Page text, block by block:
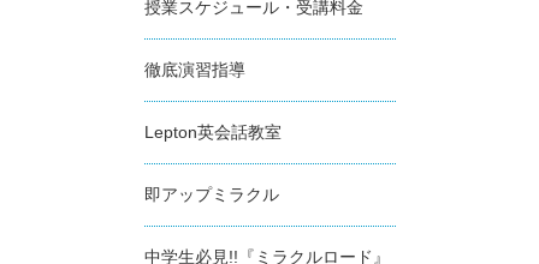
授業スケジュール・受講料金
徹底演習指導
Lepton英会話教室
即アップミラクル
中学生必見!!『ミラクルロード』